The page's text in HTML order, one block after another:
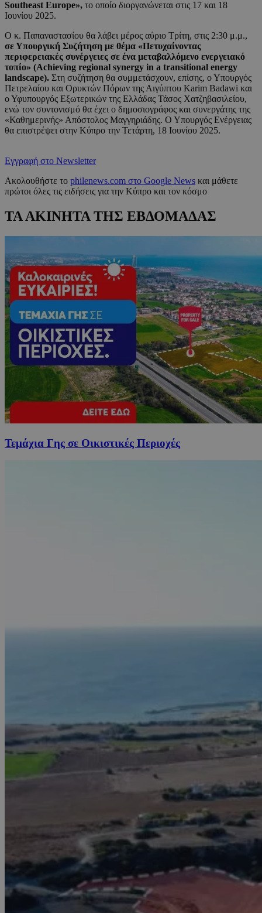
Southeast Europe», το οποίο διοργανώνεται στις 17 και 18
Ιουνίου 2025.
Ο κ. Παπαναστασίου θα λάβει μέρος αύριο Τρίτη, στις 2:30 μ.μ.,
σε Υπουργική Συζήτηση με θέμα «Πετυχαίνοντας
περιφερειακές συνέργειες σε ένα μεταβαλλόμενο ενεργειακό
τοπίο» (Achieving regional synergy in a transitional energy
landscape). Στη συζήτηση θα συμμετάσχουν, επίσης, ο Υπουργός
Πετρελαίου και Ορυκτών Πόρων της Αιγύπτου Karim Badawi και
ο Υφυπουργός Εξωτερικών της Ελλάδας Τάσος Χατζηβασιλείου,
ενώ τον συντονισμό θα έχει ο δημοσιογράφος και συνεργάτης της
«Καθημερινής» Απόστολος Μαγγηριάδης. Ο Υπουργός Ενέργειας
θα επιστρέψει στην Κύπρο την Τετάρτη, 18 Ιουνίου 2025.
Εγγραφή στο Newsletter
Ακολουθήστε το philenews.com στο Google News και μάθετε
πρώτοι όλες τις ειδήσεις για την Κύπρο και τον κόσμο
ΤΑ ΑΚΙΝΗΤΑ ΤΗΣ ΕΒΔΟΜΑΔΑΣ
Τεμάχια Γης σε Οικιστικές Περιοχές